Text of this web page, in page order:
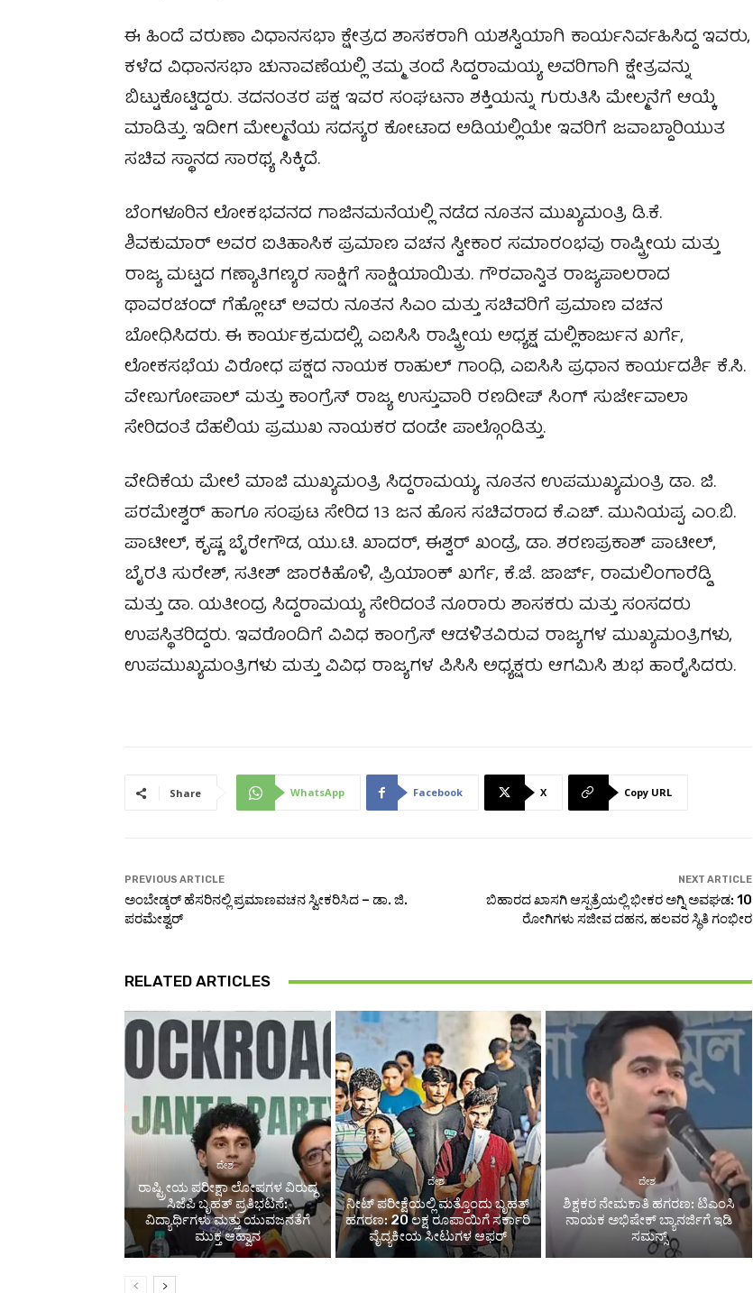
ಈ ಹಿಂದೆ ವರುಣಾ ವಿಧಾನಸಭಾ ಕ್ಷೇತ್ರದ ಶಾಸಕರಾಗಿ ಯಶಸ್ವಿಯಾಗಿ ಕಾರ್ಯನಿರ್ವಹಿಸಿದ್ದ ಇವರು,
ಕಳೆದ ವಿಧಾನಸಭಾ ಚುನಾವಣೆಯಲ್ಲಿ ತಮ್ಮ ತಂದೆ ಸಿದ್ದರಾಮಯ್ಯ ಅವರಿಗಾಗಿ ಕ್ಷೇತ್ರವನ್ನು
ಬಿಟ್ಟುಕೊಟ್ಟಿದ್ದರು. ತದನಂತರ ಪಕ್ಷ ಇವರ ಸಂಘಟನಾ ಶಕ್ತಿಯನ್ನು ಗುರುತಿಸಿ ಮೇಲ್ಮನೆಗೆ ಆಯ್ಕೆ
ಮಾಡಿತ್ತು. ಇದೀಗ ಮೇಲ್ಮನೆಯ ಸದಸ್ಯರ ಕೋಟಾದ ಅಡಿಯಲ್ಲಿಯೇ ಇವರಿಗೆ ಜವಾಬ್ದಾರಿಯುತ
ಸಚಿವ ಸ್ಥಾನದ ಸಾರಥ್ಯ ಸಿಕ್ಕಿದೆ.
ಬೆಂಗಳೂರಿನ ಲೋಕಭವನದ ಗಾಜಿನಮನೆಯಲ್ಲಿ ನಡೆದ ನೂತನ ಮುಖ್ಯಮಂತ್ರಿ ಡಿ.ಕೆ.
ಶಿವಕುಮಾರ್ ಅವರ ಐತಿಹಾಸಿಕ ಪ್ರಮಾಣ ವಚನ ಸ್ವೀಕಾರ ಸಮಾರಂಭವು ರಾಷ್ಟ್ರೀಯ ಮತ್ತು
ರಾಜ್ಯ ಮಟ್ಟದ ಗಣ್ಯಾತಿಗಣ್ಯರ ಸಾಕ್ಷಿಗೆ ಸಾಕ್ಷಿಯಾಯಿತು. ಗೌರವಾನ್ವಿತ ರಾಜ್ಯಪಾಲರಾದ
ಥಾವರಚಂದ್ ಗೆಹ್ಲೋಟ್ ಅವರು ನೂತನ ಸಿಎಂ ಮತ್ತು ಸಚಿವರಿಗೆ ಪ್ರಮಾಣ ವಚನ
ಬೋಧಿಸಿದರು. ಈ ಕಾರ್ಯಕ್ರಮದಲ್ಲಿ, ಎಐಸಿಸಿ ರಾಷ್ಟ್ರೀಯ ಅಧ್ಯಕ್ಷ ಮಲ್ಲಿಕಾರ್ಜುನ ಖರ್ಗೆ,
ಲೋಕಸಭೆಯ ವಿರೋಧ ಪಕ್ಷದ ನಾಯಕ ರಾಹುಲ್ ಗಾಂಧಿ, ಎಐಸಿಸಿ ಪ್ರಧಾನ ಕಾರ್ಯದರ್ಶಿ ಕೆ.ಸಿ.
ವೇಣುಗೋಪಾಲ್‌ ಮತ್ತು ಕಾಂಗ್ರೆಸ್‌ ರಾಜ್ಯ ಉಸ್ತುವಾರಿ ರಣದೀಪ್ ಸಿಂಗ್ ಸುರ್ಜೇವಾಲಾ
ಸೇರಿದಂತೆ ದೆಹಲಿಯ ಪ್ರಮುಖ ನಾಯಕರ ದಂಡೇ ಪಾಲ್ಗೊಂಡಿತ್ತು.
ವೇದಿಕೆಯ ಮೇಲೆ ಮಾಜಿ ಮುಖ್ಯಮಂತ್ರಿ ಸಿದ್ದರಾಮಯ್ಯ, ನೂತನ ಉಪಮುಖ್ಯಮಂತ್ರಿ ಡಾ. ಜಿ.
ಪರಮೇಶ್ವರ್ ಹಾಗೂ ಸಂಪುಟ ಸೇರಿದ 13 ಜನ ಹೊಸ ಸಚಿವರಾದ ಕೆ.ಎಚ್. ಮುನಿಯಪ್ಪ, ಎಂ.ಬಿ.
ಪಾಟೀಲ್, ಕೃಷ್ಣ ಬೈರೇಗೌಡ, ಯು.ಟಿ. ಖಾದರ್, ಈಶ್ವರ್ ಖಂಡ್ರೆ, ಡಾ. ಶರಣಪ್ರಕಾಶ್ ಪಾಟೀಲ್,
ಬೈರತಿ ಸುರೇಶ್, ಸತೀಶ್ ಜಾರಕಿಹೊಳಿ, ಪ್ರಿಯಾಂಕ್ ಖರ್ಗೆ, ಕೆ.ಜೆ. ಜಾರ್ಜ್, ರಾಮಲಿಂಗಾರೆಡ್ಡಿ
ಮತ್ತು ಡಾ. ಯತೀಂದ್ರ ಸಿದ್ದರಾಮಯ್ಯ ಸೇರಿದಂತೆ ನೂರಾರು ಶಾಸಕರು ಮತ್ತು ಸಂಸದರು
ಉಪಸ್ಥಿತರಿದ್ದರು. ಇವರೊಂದಿಗೆ ವಿವಿಧ ಕಾಂಗ್ರೆಸ್ ಆಡಳಿತವಿರುವ ರಾಜ್ಯಗಳ ಮುಖ್ಯಮಂತ್ರಿಗಳು,
ಉಪಮುಖ್ಯಮಂತ್ರಿಗಳು ಮತ್ತು ವಿವಿಧ ರಾಜ್ಯಗಳ ಪಿಸಿಸಿ ಅಧ್ಯಕ್ಷರು ಆಗಮಿಸಿ ಶುಭ ಹಾರೈಸಿದರು.
Share WhatsApp Facebook X Copy URL
PREVIOUS ARTICLE
ಅಂಬೇಡ್ಕರ್ ಹೆಸರಿನಲ್ಲಿ ಪ್ರಮಾಣವಚನ ಸ್ವೀಕರಿಸಿದ – ಡಾ. ಜಿ.
ಪರಮೇಶ್ವರ್
NEXT ARTICLE
ಬಿಹಾರದ ಖಾಸಗಿ ಆಸ್ಪತ್ರೆಯಲ್ಲಿ ಭೀಕರ ಅಗ್ನಿ ಅವಘಡ: 10
ರೋಗಿಗಳು ಸಜೀವ ದಹನ, ಹಲವರ ಸ್ಥಿತಿ ಗಂಭೀರ
RELATED ARTICLES
ದೇಶ
ರಾಷ್ಟ್ರೀಯ ಪರೀಕ್ಷಾ ಲೋಪಗಳ ವಿರುದ್ಧ
ಸಿಜೆಪಿ ಬೃಹತ್ ಪ್ರತಿಭಟನೆ:
ವಿದ್ಯಾರ್ಥಿಗಳು ಮತ್ತು ಯುವಜನತೆಗೆ
ಮುಕ್ತ ಆಹ್ವಾನ
ದೇಶ
ನೀಟ್ ಪರೀಕ್ಷೆಯಲ್ಲಿ ಮತ್ತೊಂದು ಬೃಹತ್
ಹಗರಣ: 20 ಲಕ್ಷ ರೂಪಾಯಿಗೆ ಸರ್ಕಾರಿ
ವೈದ್ಯಕೀಯ ಸೀಟುಗಳ ಆಫರ್
ದೇಶ
ಶಿಕ್ಷಕರ ನೇಮಕಾತಿ ಹಗರಣ: ಟಿಎಂಸಿ
ನಾಯಕ ಅಭಿಷೇಕ್ ಬ್ಯಾನರ್ಜಿಗೆ ಇಡಿ
ಸಮನ್ಸ್